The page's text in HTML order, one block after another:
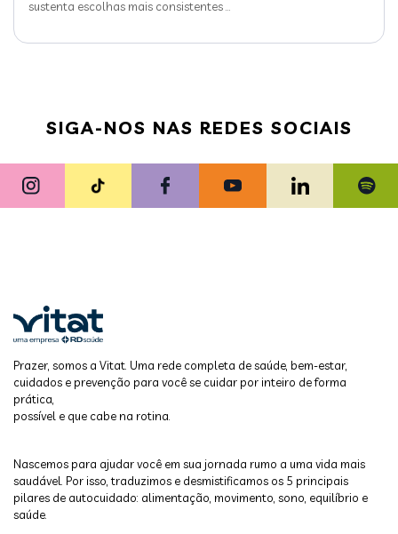
sustenta escolhas mais consistentes
SIGA-NOS NAS REDES SOCIAIS
Prazer, somos a Vitat. Uma rede completa de saúde, bem-estar,
cuidados e prevenção para você se cuidar por inteiro de forma
prática,
possível e que cabe na rotina.
Nascemos para ajudar você em sua jornada rumo a uma vida mais
saudável. Por isso, traduzimos e desmistificamos os 5 principais
pilares de autocuidado: alimentação, movimento, sono, equilíbrio e
saúde.